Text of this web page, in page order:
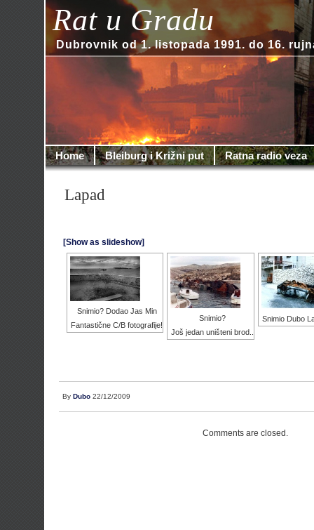
Rat u Gradu
Dubrovnik od 1. listopada 1991. do 16.
Home Bleiburg i Križni put Ratna radio veza
Lapad
[Show as slideshow]
Snimio? Dodao Jas Min
Fantastične C/B fotografije!
Snimio?
Još jedan uništeni brod..
Snimio Dubo
By Dubo 22/12/2009
Comments are closed.